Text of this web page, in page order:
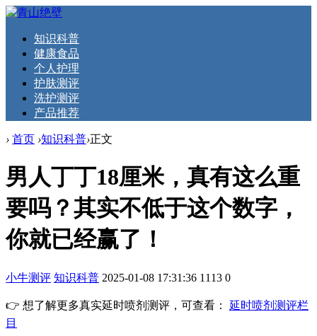
知识科普
健康食品
个人护理
护肤测评
洗护测评
产品推荐
› 首页 ›知识科普›正文
男人丁丁18厘米，真有这么重
要吗？其实不低于这个数字，
你就已经赢了！
小牛测评 知识科普 2025-01-08 17:31:36 1113 0
👉 想了解更多真实延时喷剂测评，可查看： 延时喷剂测评栏
目